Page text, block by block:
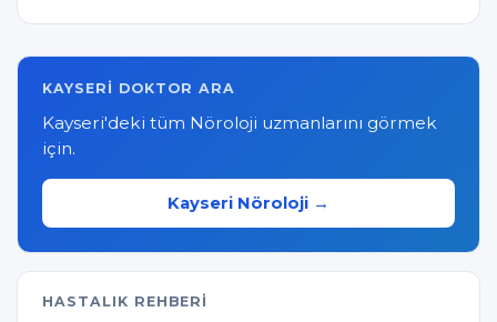
KAYSERI DOKTOR ARA
Kayseri'deki tüm Nöroloji uzmanlarını görmek
için.
Kayseri Nöroloji →
HASTALIK REHBERI